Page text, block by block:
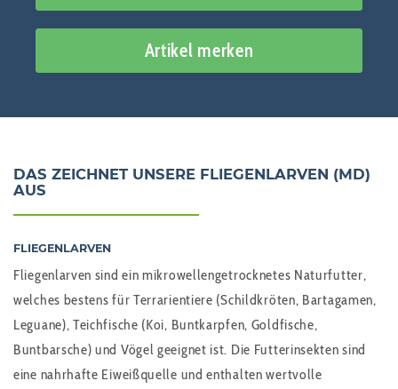
Artikel merken
DAS ZEICHNET UNSERE FLIEGENLARVEN (MD)
AUS
FLIEGENLARVEN
Fliegenlarven sind ein mikrowellengetrocknetes Naturfutter,
welches bestens für Terrarientiere (Schildkröten, Bartagamen,
Leguane), Teichfische (Koi, Buntkarpfen, Goldfische,
Buntbarsche) und Vögel geeignet ist. Die Futterinsekten sind
eine nahrhafte Eiweißquelle und enthalten wertvolle